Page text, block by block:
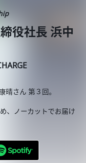
役社長 浜中
さん 第３回。
、ノーカットでお届け